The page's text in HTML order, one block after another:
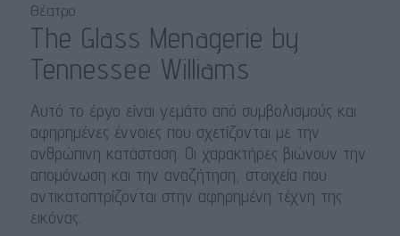
Θέατρο
The Glass Menagerie by
Tennessee Williams
Αυτό το έργο είναι γεμάτο από συμβολισμούς και
αφηρημένες έννοιες που σχετίζονται με την
ανθρώπινη κατάσταση. Οι χαρακτήρες βιώνουν την
απομόνωση και την αναζήτηση, στοιχεία που
αντικατοπτρίζονται στην αφηρημένη τέχνη της
εικόνας.